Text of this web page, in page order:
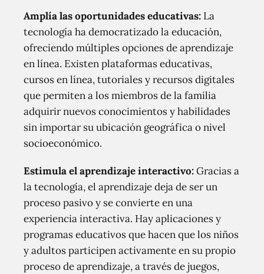
Amplía las oportunidades educativas: La
tecnología ha democratizado la educación,
ofreciendo múltiples opciones de aprendizaje
en línea. Existen plataformas educativas,
cursos en línea, tutoriales y recursos digitales
que permiten a los miembros de la familia
adquirir nuevos conocimientos y habilidades
sin importar su ubicación geográfica o nivel
socioeconómico.
Estimula el aprendizaje interactivo:Gracias a
la tecnología, el aprendizaje deja de ser un
proceso pasivo y se convierte en una
experiencia interactiva. Hay aplicaciones y
programas educativos que hacen que los niños
y adultos participen activamente en su propio
proceso de aprendizaje, a través de juegos,